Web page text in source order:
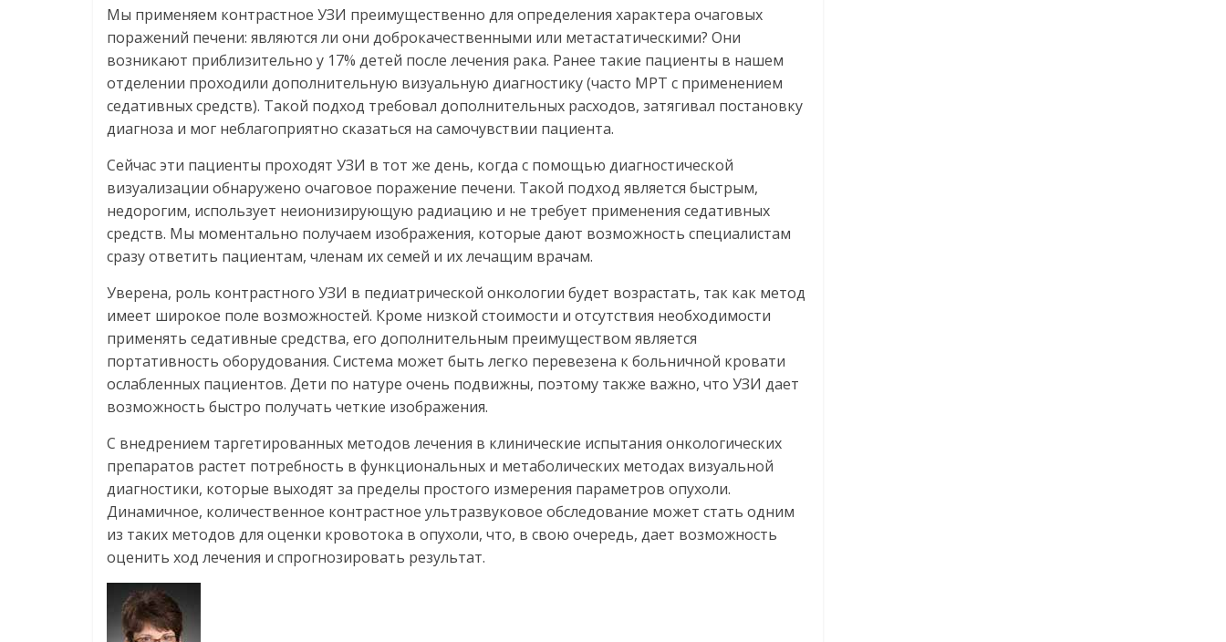
Мы применяем контрастное УЗИ преимущественно для определения характера очаговых
поражений печени: являются ли они доброкачественными или метастатическими? Они
возникают приблизительно у 17% детей после лечения рака. Ранее такие пациенты в нашем
отделении проходили дополнительную визуальную диагностику (часто МРТ с применением
седативных средств). Такой подход требовал дополнительных расходов, затягивал постановку
диагноза и мог неблагоприятно сказаться на самочувствии пациента.
Сейчас эти пациенты проходят УЗИ в тот же день, когда с помощью диагностической
визуализации обнаружено очаговое поражение печени. Такой подход является быстрым,
недорогим, использует неионизирующую радиацию и не требует применения седативных
средств. Мы моментально получаем изображения, которые дают возможность специалистам
сразу ответить пациентам, членам их семей и их лечащим врачам.
Уверена, роль контрастного УЗИ в педиатрической онкологии будет возрастать, так как метод
имеет широкое поле возможностей. Кроме низкой стоимости и отсутствия необходимости
применять седативные средства, его дополнительным преимуществом является
портативность оборудования. Система может быть легко перевезена к больничной кровати
ослабленных пациентов. Дети по натуре очень подвижны, поэтому также важно, что УЗИ дает
возможность быстро получать четкие изображения.
С внедрением таргетированных методов лечения в клинические испытания онкологических
препаратов растет потребность в функциональных и метаболических методах визуальной
диагностики, которые выходят за пределы простого измерения параметров опухоли.
Динамичное, количественное контрастное ультразвуковое обследование может стать одним
из таких методов для оценки кровотока в опухоли, что, в свою очередь, дает возможность
оценить ход лечения и спрогнозировать результат.